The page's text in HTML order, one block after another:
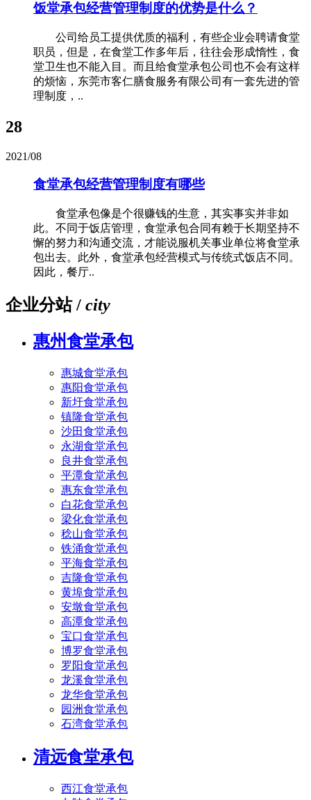
饭堂承包经营管理制度的优势是什么？
公司给员工提供优质的福利，有些企业会聘请食堂
职员，但是，在食堂工作多年后，往往会形成惰性，食
堂卫生也不能入目。而且给食堂承包公司也不会有这样
的烦恼，东莞市客仁膳食服务有限公司有一套先进的管
理制度，..
28
2021/08
食堂承包经营管理制度有哪些
食堂承包像是个很赚钱的生意，其实事实并非如
此。不同于饭店管理，食堂承包合同有赖于长期坚持不
懈的努力和沟通交流，才能说服机关事业单位将食堂承
包出去。此外，食堂承包经营模式与传统式饭店不同。
因此，餐厅..
企业分站 / city
惠州食堂承包
惠城食堂承包
惠阳食堂承包
新圩食堂承包
镇隆食堂承包
沙田食堂承包
永湖食堂承包
良井食堂承包
平潭食堂承包
惠东食堂承包
白花食堂承包
梁化食堂承包
稔山食堂承包
铁涌食堂承包
平海食堂承包
吉隆食堂承包
黄埠食堂承包
安墩食堂承包
高潭食堂承包
宝口食堂承包
博罗食堂承包
罗阳食堂承包
龙溪食堂承包
龙华食堂承包
园洲食堂承包
石湾食堂承包
清远食堂承包
西江食堂承包